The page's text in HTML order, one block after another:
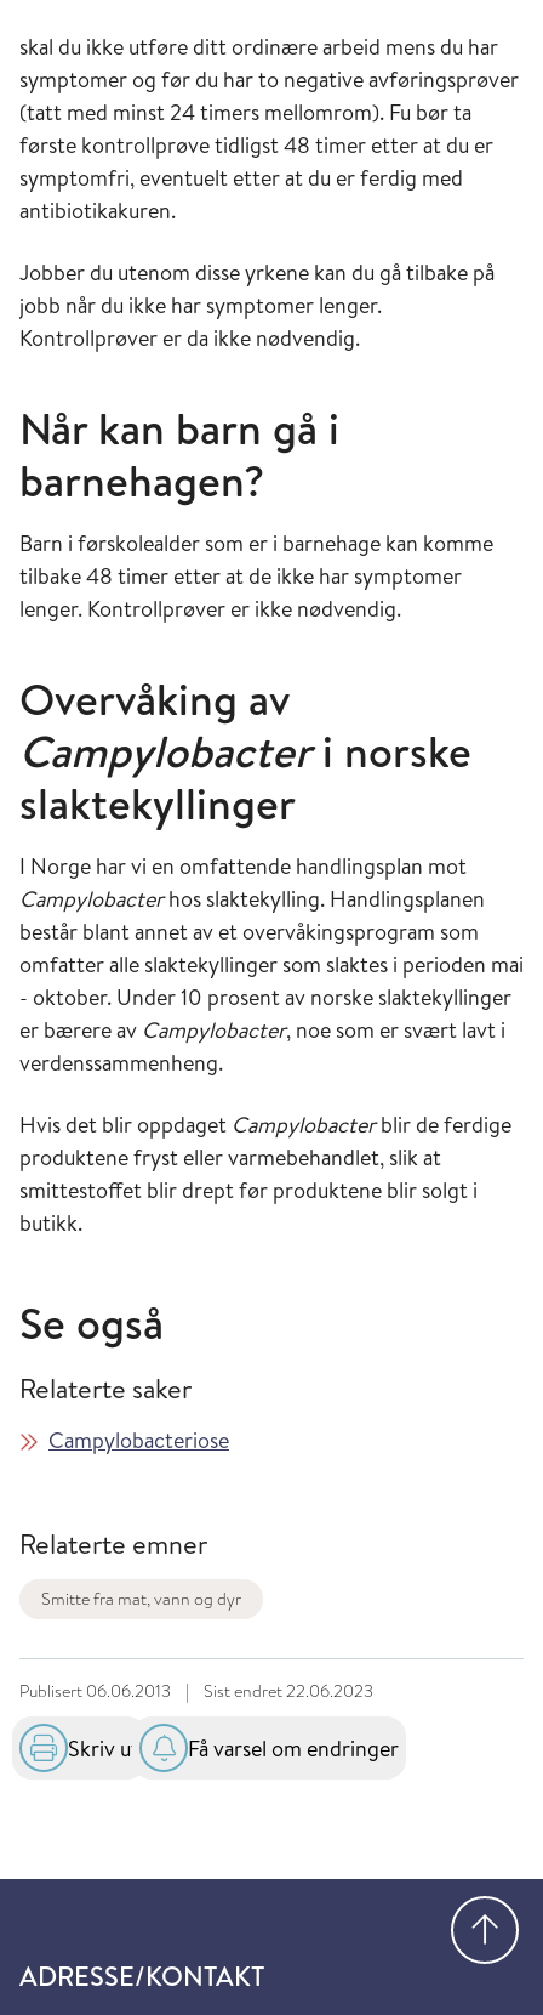
skal du ikke utføre ditt ordinære arbeid mens du har
symptomer og før du har to negative avføringsprøver
(tatt med minst 24 timers mellomrom). Fu bør ta
første kontrollprøve tidligst 48 timer etter at du er
symptomfri, eventuelt etter at du er ferdig med
antibiotikakuren.
Jobber du utenom disse yrkene kan du gå tilbake på
jobb når du ikke har symptomer lenger.
Kontrollprøver er da ikke nødvendig.
Når kan barn gå i
barnehagen?
Barn i førskolealder som er i barnehage kan komme
tilbake 48 timer etter at de ikke har symptomer
lenger. Kontrollprøver er ikke nødvendig.
Overvåking av
Campylobacteri norske
slaktekyllinger
I Norge har vi en omfattende handlingsplan mot
Campylobacterhos slaktekylling. Handlingsplanen
består blant annet av et overvåkingsprogram som
omfatter alle slaktekyllinger som slaktes i perioden mai
- oktober. Under 10 prosent av norske slaktekyllinger
er bærere av Campylobacter, noe som er svært lavt i
verdenssammenheng.
Hvis det blir oppdaget Campylobacterblir de ferdige
produktene fryst eller varmebehandlet, slik at
smittestoffet blir drept før produktene blir solgt i
butikk.
Se også
Relaterte saker
Campylobacteriose
Relaterte emner
Smitte fra mat, vann og dyr
Publisert 06.06.2013 | Sist endret22.06.2023
Skriv ut Få varsel om endringer
ADRESSE/KONTAKT